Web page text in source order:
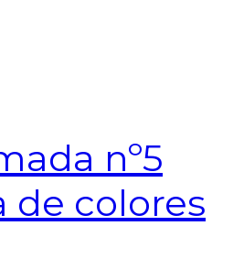
nº5
de colores